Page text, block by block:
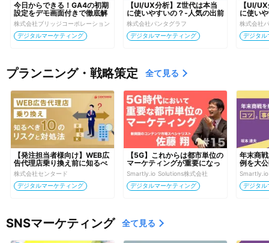
今日からできる！GA4の初期
設定をデモ画面付きで徹底解
説
株式会社ブリッジコーポレーション
デジタルマーケティング
【UI/UX分析】Z世代は本当
に使いやすいの？‐人気の出前
アプリ2社比較【ヒューリス
ティック分析】
株式会社パンタグラフ
デジタルマーケティング
【UI/
に使い
ーECサ
リステ
株式会社
デジタル
プランニング・戦略策定 全て見る
【発注担当者様向け】WEB広
告代理店乗り換え前に知るべ
き10のリスクと対処法
株式会社センタード
デジタルマーケティング
【5G】これからは都市単位の
マーケティングが重要になっ
てくる
Smartly.io Solutions株式会社
デジタルマーケティング
年末商
例を大
デジタル
SNSマーケティング 全て見る